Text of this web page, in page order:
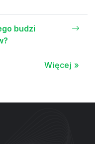
budzi
Więcej »